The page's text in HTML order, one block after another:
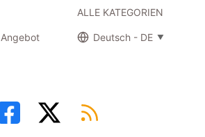
ALLE KATEGORIEN
Deutsch - DE